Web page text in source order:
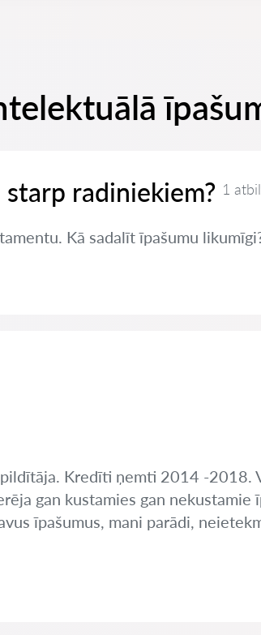
radiniekiem? 1
Kā sadalīt īpašumu
Kredīti ņemti 2014 -2018.
gan kustamies gan nekustamie
īpašumus, mani parādi,